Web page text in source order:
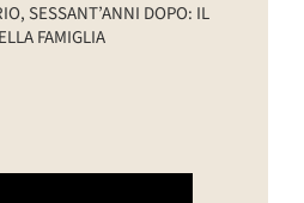
SESSANT’ANNI DOPO: IL
FAMIGLIA